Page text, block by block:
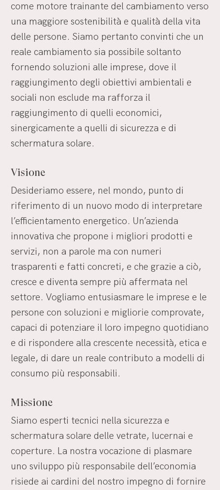
come motore trainante del cambiamento verso
una maggiore sostenibilità e qualità della vita
delle persone. Siamo pertanto convinti che un
reale cambiamento sia possibile soltanto
fornendo soluzioni alle imprese, dove il
raggiungimento degli obiettivi ambientali e
sociali non esclude ma rafforza il
raggiungimento di quelli economici,
sinergicamente a quelli di sicurezza e di
schermatura solare.
Visione
Desideriamo essere, nel mondo, punto di
riferimento di un nuovo modo di interpretare
l’efficientamento energetico. Un’azienda
innovativa che propone i migliori prodotti e
servizi, non a parole ma con numeri
trasparenti e fatti concreti, e che grazie a ciò,
cresce e diventa sempre più affermata nel
settore. Vogliamo entusiasmare le imprese e le
persone con soluzioni e migliorie comprovate,
capaci di potenziare il loro impegno quotidiano
e di rispondere alla crescente necessità, etica e
legale, di dare un reale contributo a modelli di
consumo più responsabili.
Missione
Siamo esperti tecnici nella sicurezza e
schermatura solare delle vetrate, lucernai e
coperture. La nostra vocazione di plasmare
uno sviluppo più responsabile dell’economia
risiede ai cardini del nostro impegno di fornire